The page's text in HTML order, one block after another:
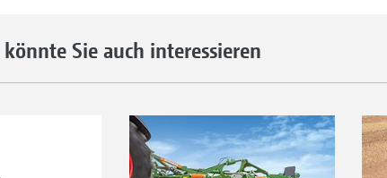
könnte Sie auch interessieren